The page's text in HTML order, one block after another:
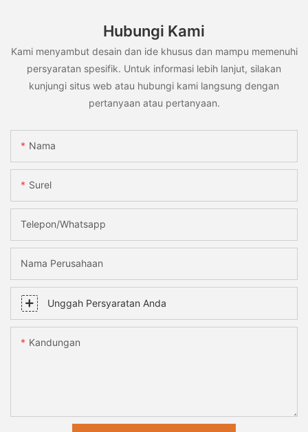
Hubungi Kami
Kami menyambut desain dan ide khusus dan mampu memenuhi
persyaratan spesifik. Untuk informasi lebih lanjut, silakan
kunjungi situs web atau hubungi kami langsung dengan
pertanyaan atau pertanyaan.
Nama
Surel
Telepon/whatsapp
Nama Perusahaan
Unggah Persyaratan Anda
Kandungan